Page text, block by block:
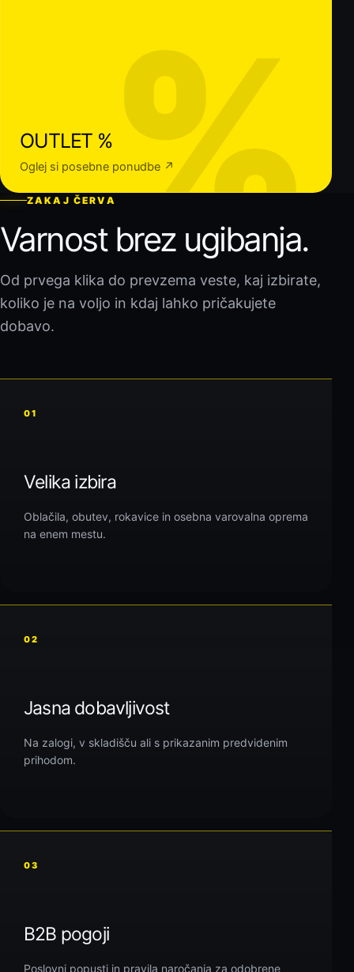
%
OUTLET %
Oglej si posebne ponudbe ↗
ZAKAJ ČERVA
Varnost brez ugibanja.
Od prvega klika do prevzema veste, kaj izbirate,
koliko je na voljo in kdaj lahko pričakujete
dobavo.
01
Velika izbira
Oblačila, obutev, rokavice in osebna varovalna oprema
na enem mestu.
02
Jasna dobavljivost
Na zalogi, v skladišču ali s prikazanim predvidenim
prihodom.
03
B2B pogoji
Poslovni popusti in pravila naročanja za odobrene